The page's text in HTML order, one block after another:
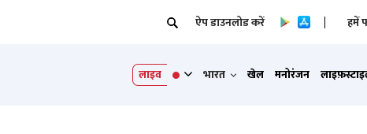
ऐप डाउनलोड करें हमें
लाइव भारत खेल मनोरंजन